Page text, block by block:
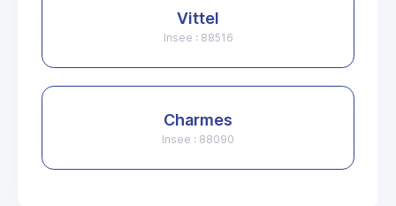
Vittel
Insee : 88516
Charmes
Insee : 88090